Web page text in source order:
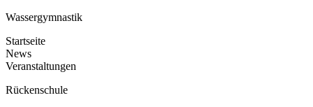
Wassergymnastik
Startseite
News
Veranstaltungen
Rückenschule